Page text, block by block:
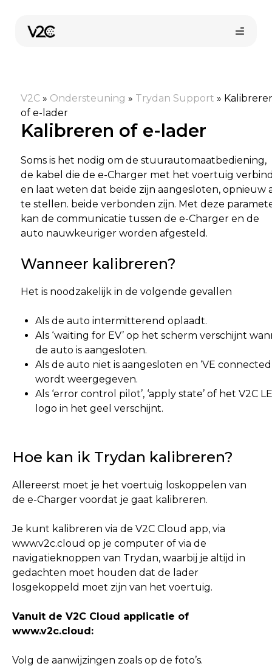
V2C » Ondersteuning » Trydan Support »
of e-lader
Kalibreren of e-lader
Soms is het nodig om de stuurautomaatbediening,
de kabel die de e-Charger met het voertuig
en laat weten dat beide zijn aangesloten, opnieuw
te stellen. beide verbonden zijn. Met deze
kan de communicatie tussen de e-Charger en de
auto nauwkeuriger worden afgesteld.
Wanneer kalibreren?
Het is noodzakelijk in de volgende gevallen
Als de auto intermitterend oplaadt.
Als ‘waiting for EV’ op het scherm verschijnt
de auto is aangesloten.
Als de auto niet is aangesloten en ‘VE
wordt weergegeven.
Als ‘error control pilot’, ‘apply state’ of het V2C
logo in het geel verschijnt.
Hoe kan ik Trydan kalibreren?
Allereerst moet je het voertuig loskoppelen van
de e-Charger voordat je gaat kalibreren.
Je kunt kalibreren via de V2C Cloud app, via
www.v2c.cloud op je computer of via de
navigatieknoppen van Trydan, waarbij je altijd in
gedachten moet houden dat de lader
losgekoppeld moet zijn van het voertuig.
Vanuit de V2C Cloud applicatie of
www.v2c.cloud:
Volg de aanwijzingen zoals op de foto’s.